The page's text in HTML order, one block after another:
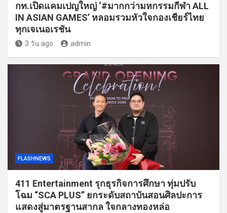
กท.เปิดแคมเปญใหญ่ ‘#มากกว่ามหกรรมกีฬา ALL
IN ASIAN GAMES’ หลอมรวมหัวใจกองเชียร์ไทย
ทุกเจเนอเรชัน
3 วัน ago admin
FLASHNEWS
411 Entertainment รุกธุรกิจการศึกษา ทุ่มปรับ
โฉม “SCA PLUS” ยกระดับสถาบันสอนศิลปะการ
แสดงสู่มาตรฐานสากล ใจกลางทองหล่อ